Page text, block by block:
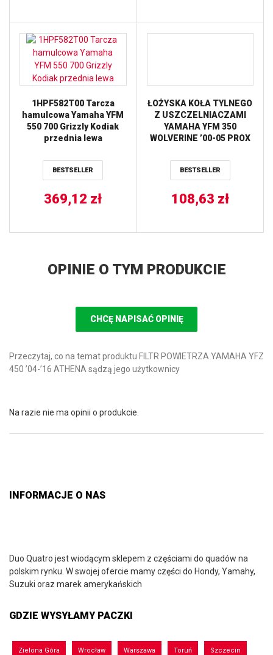
1HPF582T00 Tarcza
hamulcowa Yamaha YFM
550 700 Grizzly Kodiak
przednia lewa
BESTSELLER
369,12 zł
ŁOŻYSKA KOŁA TYLNEGO
Z USZCZELNIACZAMI
YAMAHA YFM 350
WOLVERINE ’00-05 PROX
BESTSELLER
108,63 zł
OPINIE O TYM PRODUKCIE
CHCĘ NAPISAĆ OPINIĘ
Przeczytaj, co na temat produktu FILTR POWIETRZA YAMAHA YFZ
450 ’04-’16 ATHENA sądzą jego użytkownicy
Na razie nie ma opinii o produkcie.
INFORMACJE O NAS
Duo Quatro jest wiodącym sklepem z częściami do quadów na
polskim rynku. W swojej ofercie mamy części do Hondy, Yamahy,
Suzuki oraz marek amerykańskich
GDZIE WYSYŁAMY PACZKI
Zielona Góra Wrocław Warszawa Toruń Szczecin